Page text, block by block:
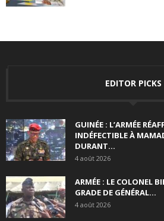
EDITOR PICKS
GUINÉE : L’ARMÉE
INDÉFECTIBLE À
DURANT...
4 août 2026
ARMÉE : LE COLONEL
GRADE DE GÉNÉRAL...
4 août 2026